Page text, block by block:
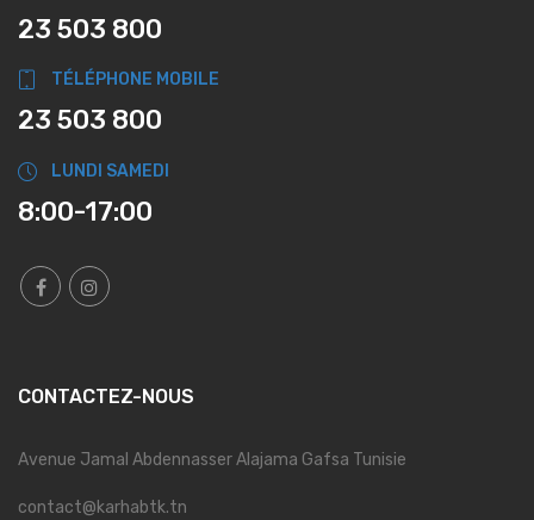
23 503 800
TÉLÉPHONE MOBILE
23 503 800
LUNDI SAMEDI
8:00-17:00
CONTACTEZ-NOUS
Avenue Jamal Abdennasser Alajama Gafsa Tunisie
contact@karhabtk.tn